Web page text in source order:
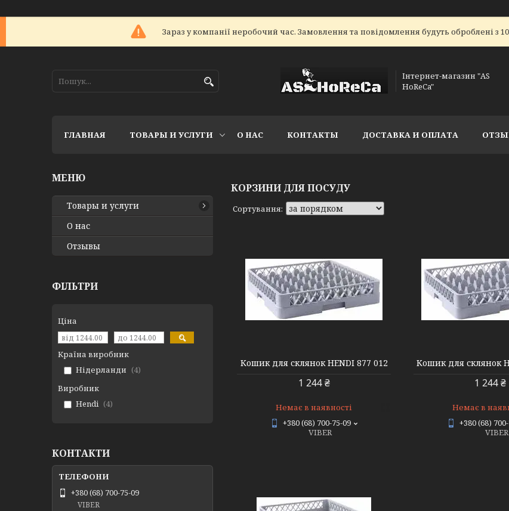
Зараз у компанії неробочий час. Замовлення та повідомлення будуть оброблені з
Інтернет-магазин "AS
HoReCa"
ГЛАВНАЯ ТОВАРЫ И УСЛУГИ О НАС КОНТАКТЫ ДОСТАВКА И ОПЛАТА
КОРЗИНИ ДЛЯ ПОСУДУ
Кошик для склянок HENDI 877 012
1 244 ₴
Немає в наявності
+380 (68) 700-75-09
VIBER
Кошик для склянок
1 244 ₴
Немає в
+380 (68)
VIBER
Товары и услуги
О нас
Отзывы
ФІЛЬТРИ
Ціна
Країна виробник
Нідерланди
4
Виробник
Hendi
4
КОНТАКТИ
+380 (68) 700-75-09
VIBER